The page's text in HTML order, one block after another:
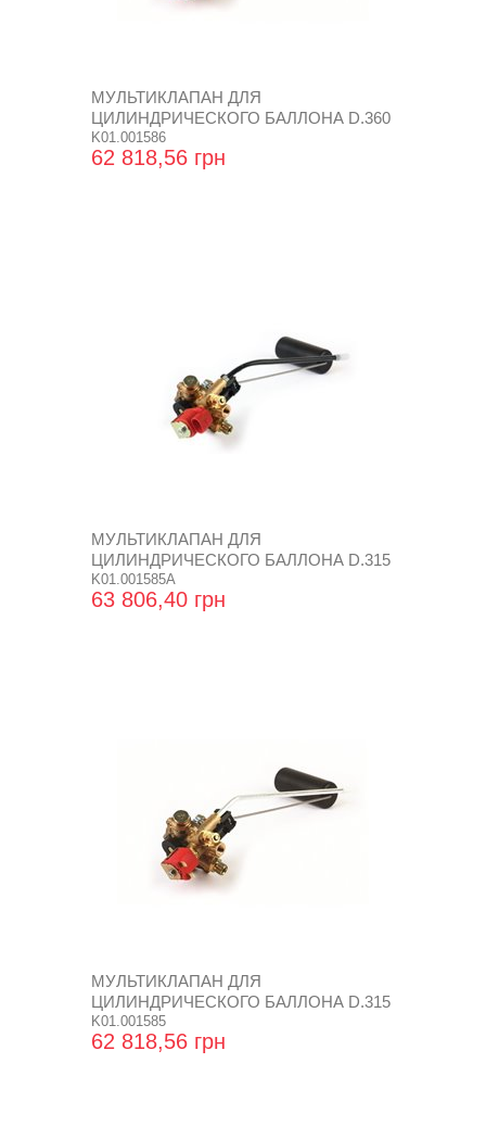
МУЛЬТИКЛАПАН ДЛЯ
ЦИЛИНДРИЧЕСКОГО БАЛЛОНА D.360
SUPER
K01.001586
62 818,56 грн
МУЛЬТИКЛАПАН ДЛЯ
ЦИЛИНДРИЧЕСКОГО БАЛЛОНА D.315
SUPER AMP
K01.001585A
63 806,40 грн
МУЛЬТИКЛАПАН ДЛЯ
ЦИЛИНДРИЧЕСКОГО БАЛЛОНА D.315
SUPER
K01.001585
62 818,56 грн